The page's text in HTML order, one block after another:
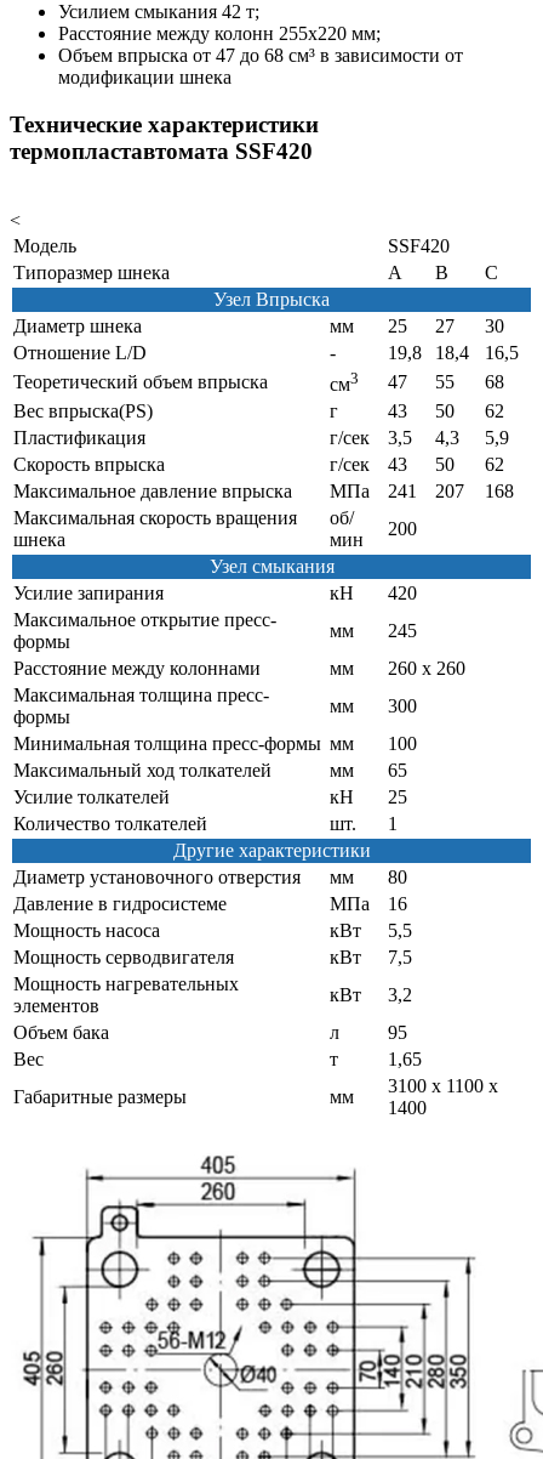
Усилием смыкания 42 т;
Расстояние между колонн 255х220 мм;
Объем впрыска от 47 до 68 см³ в зависимости от
модификации шнека
Технические характеристики
термопластавтомата SSF420
<
Модель
SSF420
Типоразмер шнека
A B
C
Узел Впрыска
Диаметр шнека
мм 25 27
30
Отношение L/D
- 19,8 18,4
16,5
Теоретический объем впрыска
см3 47 55
68
Вес впрыска(PS)
г 43 50
62
Пластификация
г/сек 3,5 4,3
5,9
Скорость впрыска
г/сек 43 50
62
Максимальное давление впрыска
МПа 241 207
168
Максимальная скорость вращения
шнека
об/
мин
200
Узел смыкания
Усилие запирания
кН
420
Максимальное открытие пресс-
формы
мм
245
Расстояние между колоннами
мм
260 х 260
Максимальная толщина пресс-
формы
мм
300
Минимальная толщина пресс-формы мм
100
Максимальный ход толкателей
мм
65
Усилие толкателей
кН
25
Количество толкателей
шт.
1
Другие характеристики
Диаметр установочного отверстия
мм
80
Давление в гидросистеме
МПа
16
Мощность насоса
кВт
5,5
Мощность серводвигателя
кВт
7,5
Мощность нагревательных
элементов
кВт
3,2
Объем бака
л
95
Вес
т
1,65
Габаритные размеры
мм
3100 х 1100 х
1400